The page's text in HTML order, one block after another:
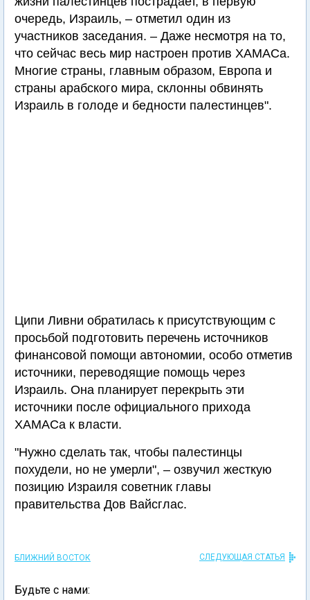
очередь, Израиль, – отметил один из
участников заседания. – Даже несмотря на то,
что сейчас весь мир настроен против ХАМАСа.
Многие страны, главным образом, Европа и
страны арабского мира, склонны обвинять
Израиль в голоде и бедности палестинцев".
Ципи Ливни обратилась к присутствующим с
просьбой подготовить перечень источников
финансовой помощи автономии, особо отметив
источники, переводящие помощь через
Израиль. Она планирует перекрыть эти
источники после официального прихода
ХАМАСа к власти.
"Нужно сделать так, чтобы палестинцы
похудели, но не умерли", – озвучил жесткую
позицию Израиля советник главы
правительства Дов Вайсглас.
БЛИЖНИЙ ВОСТОК СЛЕДУЮЩАЯ СТАТЬЯ
Будьте с нами: